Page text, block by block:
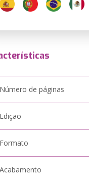
Número de páginas
Edição
Formato
Acabamento